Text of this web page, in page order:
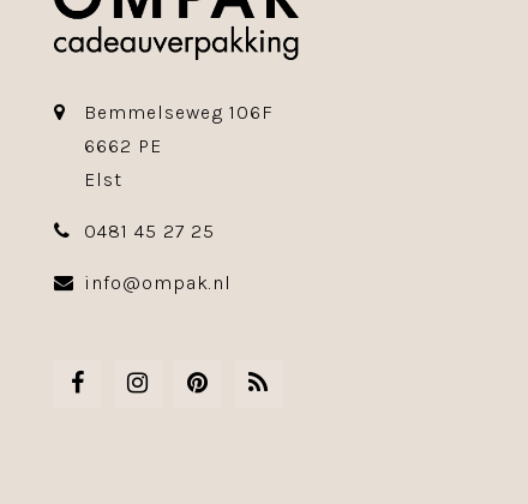
Bemmelseweg 106F
6662 PE
Elst
0481 45 27 25
info@ompak.nl